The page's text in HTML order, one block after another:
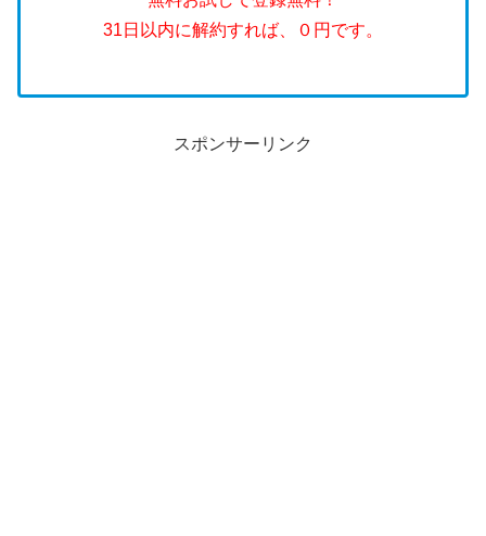
31日以内に解約すれば、０円です。
スポンサーリンク